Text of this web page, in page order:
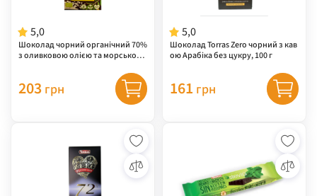
5,0
Шоколад чорний органічний 70%
з оливковою олією та морською
203 грн
5,0
Шоколад Torras Zero чорний з кав
ою Арабіка без цукру, 100 г
161 грн